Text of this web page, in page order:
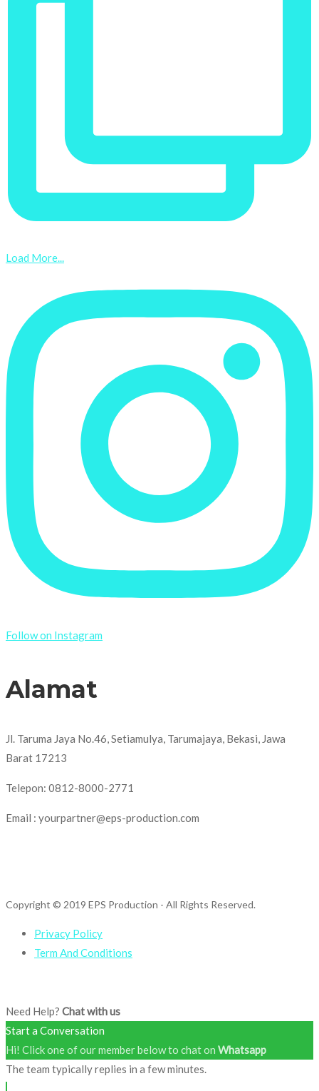
Load More...
Follow on Instagram
Alamat
Jl. Taruma Jaya No.46, Setiamulya, Tarumajaya, Bekasi, Jawa
Barat 17213
Telepon: 0812-8000-2771
Email : yourpartner@eps-production.com
Copyright © 2019 EPS Production - All Rights Reserved.
Privacy Policy
Term And Conditions
Need Help? Chat with us
Start a Conversation
Hi! Click one of our member below to chat on Whatsapp
The team typically replies in a few minutes.